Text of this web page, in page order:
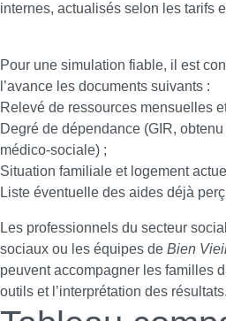
internes, actualisés selon les tarifs
Pour une simulation fiable, il est
l’avance les documents suivants :
Relevé de ressources mensuelles
Degré de dépendance (GIR,
médico-sociale) ;
Situation familiale et logement
Liste éventuelle des aides déjà
Les professionnels du secteur
sociaux ou les équipes de Bien
peuvent accompagner les familles
outils et l’interprétation des résultats.